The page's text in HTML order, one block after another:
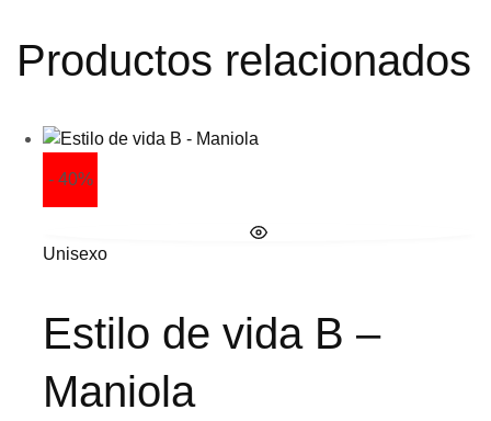
Productos relacionados
- 40%
Unisexo
Estilo de vida B –
Maniola